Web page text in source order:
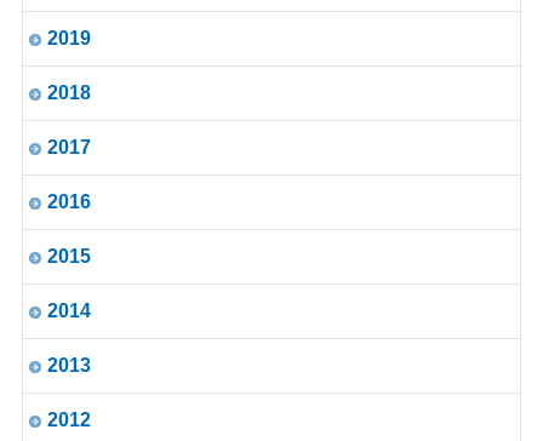
2019
2018
2017
2016
2015
2014
2013
2012